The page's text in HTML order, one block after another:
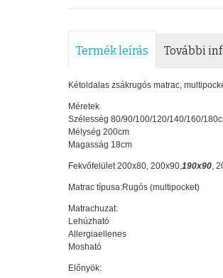
Termék leírás További
Kétoldalas zsákrugós matrac,
Méretek
Szélesség 80/90/100/120/140/160/
Mélység 200cm
Magasság 18cm
Fekvőfelület 200x80, 200x90,190x90,
Matrac típusa:Rugós (multipocket)
Matrachuzat:
Lehúzható
Allergiaellenes
Mosható
Előnyök: